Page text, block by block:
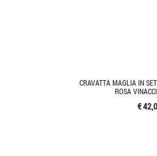
CRAVATTA MAGLIA IN
ROSA
€